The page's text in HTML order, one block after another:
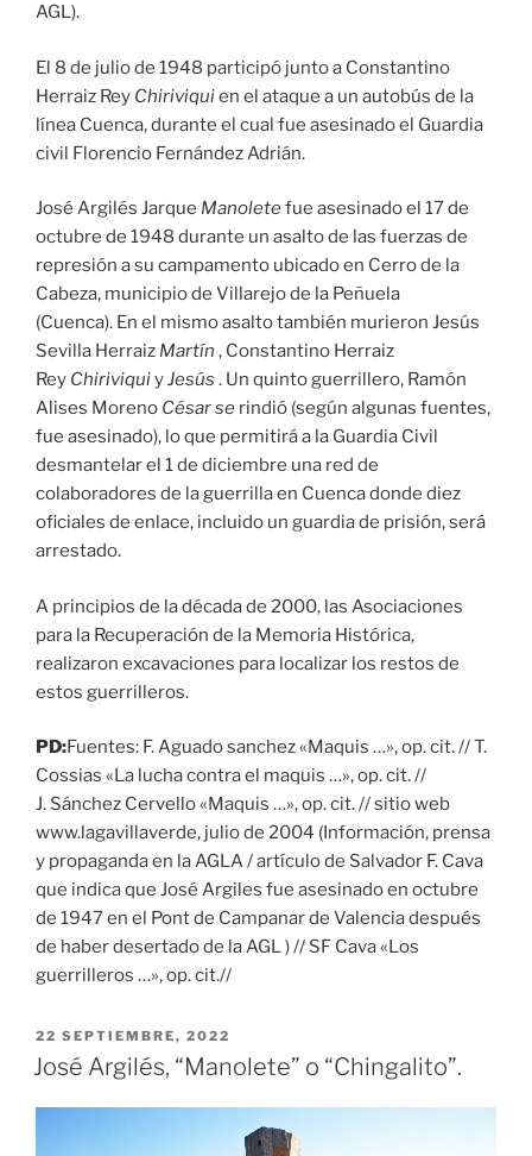
AGL).
El 8 de julio de 1948 participó junto a Constantino
Herraiz Rey Chiriviquien el ataque a un autobús de la
línea Cuenca, durante el cual fue asesinado el Guardia
civil Florencio Fernández Adrián.
José Argilés Jarque Manoletefue asesinado el 17 de
octubre de 1948 durante un asalto de las fuerzas de
represión a su campamento ubicado en Cerro de la
Cabeza, municipio de Villarejo de la Peñuela
(Cuenca). En el mismo asalto también murieron Jesús
Sevilla Herraiz Martín , Constantino Herraiz
Rey ChiriviquiyJesús . Un quinto guerrillero, Ramón
Alises Moreno César se rindió (según algunas fuentes,
fue asesinado), lo que permitirá a la Guardia Civil
desmantelar el 1 de diciembre una red de
colaboradores de la guerrilla en Cuenca donde diez
oficiales de enlace, incluido un guardia de prisión, será
arrestado.
A principios de la década de 2000, las Asociaciones
para la Recuperación de la Memoria Histórica,
realizaron excavaciones para localizar los restos de
estos guerrilleros.
PD:Fuentes: F. Aguado sanchez «Maquis …», op. cit. // T.
Cossias «La lucha contra el maquis …», op. cit. //
J. Sánchez Cervello «Maquis …», op. cit. // sitio web
www.lagavillaverde, julio de 2004 (Información, prensa
y propaganda en la AGLA / artículo de Salvador F. Cava
que indica que José Argiles fue asesinado en octubre
de 1947 en el Pont de Campanar de Valencia después
de haber desertado de la AGL ) // SF Cava «Los
guerrilleros …», op. cit.//
PUBLICADO
EL
22 SEPTIEMBRE, 2022
José Argilés, “Manolete” o “Chingalito”.